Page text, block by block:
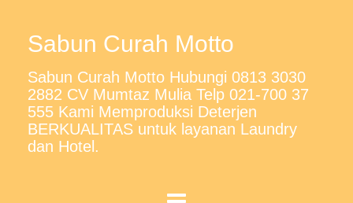
Sabun Curah Motto
Sabun Curah Motto Hubungi 0813 3030
2882 CV Mumtaz Mulia Telp 021-700 37
555 Kami Memproduksi Deterjen
BERKUALITAS untuk layanan Laundry
dan Hotel.